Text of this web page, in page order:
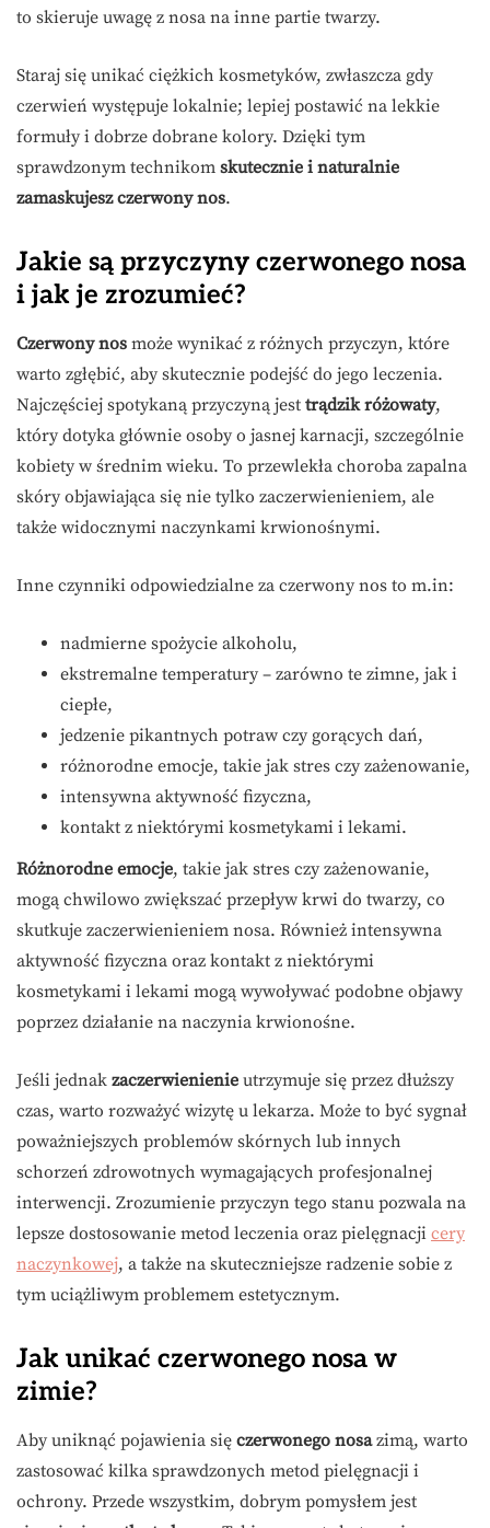
to skieruje uwagę z nosa na inne partie twarzy.
Staraj się unikać ciężkich kosmetyków, zwłaszcza gdy
czerwień występuje lokalnie; lepiej postawić na lekkie
formuły i dobrze dobrane kolory. Dzięki tym
sprawdzonym technikom skutecznie i naturalnie
zamaskujesz czerwony nos.
Jakie są przyczyny czerwonego nosa
i jak je zrozumieć?
Czerwony nos może wynikać z różnych przyczyn, które
warto zgłębić, aby skutecznie podejść do jego leczenia.
Najczęściej spotykaną przyczyną jest trądzik różowaty,
który dotyka głównie osoby o jasnej karnacji, szczególnie
kobiety w średnim wieku. To przewlekła choroba zapalna
skóry objawiająca się nie tylko zaczerwienieniem, ale
także widocznymi naczynkami krwionośnymi.
Inne czynniki odpowiedzialne za czerwony nos to m.in:
nadmierne spożycie alkoholu,
ekstremalne temperatury – zarówno te zimne, jak i
ciepłe,
jedzenie pikantnych potraw czy gorących dań,
różnorodne emocje, takie jak stres czy zażenowanie,
intensywna aktywność fizyczna,
kontakt z niektórymi kosmetykami i lekami.
Różnorodne emocje, takie jak stres czy zażenowanie,
mogą chwilowo zwiększać przepływ krwi do twarzy, co
skutkuje zaczerwienieniem nosa. Również intensywna
aktywność fizyczna oraz kontakt z niektórymi
kosmetykami i lekami mogą wywoływać podobne objawy
poprzez działanie na naczynia krwionośne.
Jeśli jednak zaczerwienienie utrzymuje się przez dłuższy
czas, warto rozważyć wizytę u lekarza. Może to być sygnał
poważniejszych problemów skórnych lub innych
schorzeń zdrowotnych wymagających profesjonalnej
interwencji. Zrozumienie przyczyn tego stanu pozwala na
lepsze dostosowanie metod leczenia oraz pielęgnacji cery
naczynkowej, a także na skuteczniejsze radzenie sobie z
tym uciążliwym problemem estetycznym.
Jak unikać czerwonego nosa w
zimie?
Aby uniknąć pojawienia się czerwonego nosazimą, warto
zastosować kilka sprawdzonych metod pielęgnacji i
ochrony. Przede wszystkim, dobrym pomysłem jest